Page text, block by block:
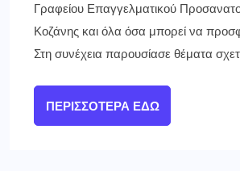
Γραφείου Επαγγελματικού
Κοζάνης και όλα όσα μπορεί να
Στη συνέχεια παρουσίασε θέματα
ΠΕΡΙΣΣΌΤΕΡΑ ΕΔΏ